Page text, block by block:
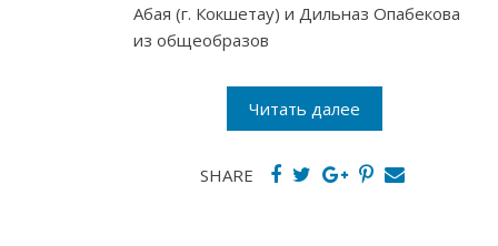
Абая (г. Кокшетау) и Дильназ Опабекова
из общеобразов
Читать далее
SHARE